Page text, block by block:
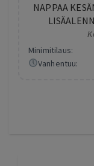
NAPPAA
Minimitilaus:
Vanhentuu: